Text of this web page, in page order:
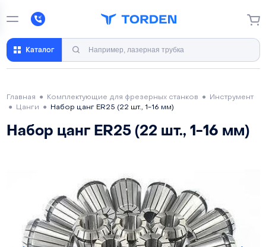
Каталог
Главная ● Комплектующие для фрезерных станков ●
Инструмент
●
Цанги ● Набор цанг ER25 (22 шт., 1-16 мм)
Набор цанг ER25 (22 шт., 1-16 мм)